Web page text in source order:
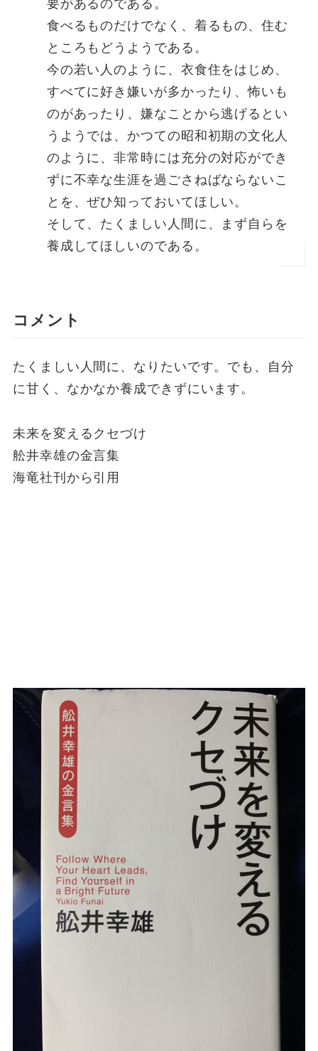
食べるものだけでなく、着るもの、住む
ところもどうようである。
今の若い人のように、衣食住をはじめ、
すべてに好き嫌いが多かったり、怖いも
のがあったり、嫌なことから逃げるとい
うようでは、かつての昭和初期の文化人
のように、非常時には充分の対応ができ
ずに不幸な生涯を過ごさねばならないこ
とを、ぜひ知っておいてほしい。
そして、たくましい人間に、まず自らを
養成してほしいのである。
コメント
たくましい人間に、なりたいです。でも、自分
に甘く、なかなか養成できずにいます。
未来を変えるクセづけ
舩井幸雄の金言集
海竜社刊から引用